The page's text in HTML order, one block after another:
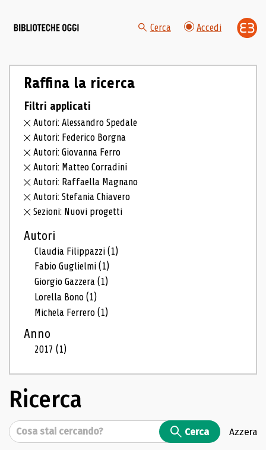
Cerca Accedi
Raffina la ricerca
Filtri applicati
Autori: Alessandro Spedale
Autori: Federico Borgna
Autori: Giovanna Ferro
Autori: Matteo Corradini
Autori: Raffaella Magnano
Autori: Stefania Chiavero
Sezioni: Nuovi progetti
Autori
Claudia Filippazzi(1)
Fabio Guglielmi(1)
Giorgio Gazzera(1)
Lorella Bono(1)
Michela Ferrero(1)
Anno
2017(1)
Ricerca
Cerca Cerca Azzera